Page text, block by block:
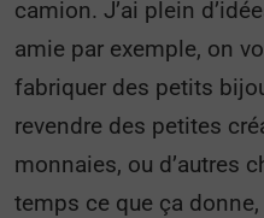
camion. J’ai plein
amie par exemple, on
fabriquer des petits
revendre des petites
monnaies, ou d’autres
temps ce que ça